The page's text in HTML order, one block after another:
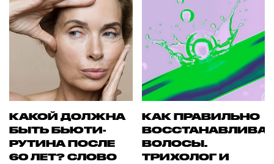
КАКОЙ ДОЛЖНА
БЫТЬ БЬЮТИ-
РУТИНА ПОСЛЕ
60 ЛЕТ? СЛОВО
КАК ПРАВИЛЬНО
ВОЛОСЫ.
ТРИХОЛОГ И